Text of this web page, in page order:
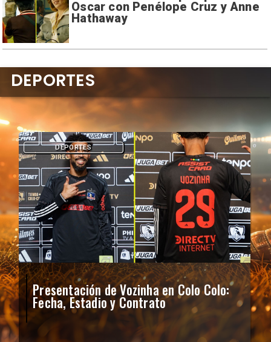
Oscar con Penélope Cruz y Anne
Hathaway
Presentación de Vozinha en Colo Colo:
Fecha, Estadio y Contrato
DEPORTES
DEPORTES